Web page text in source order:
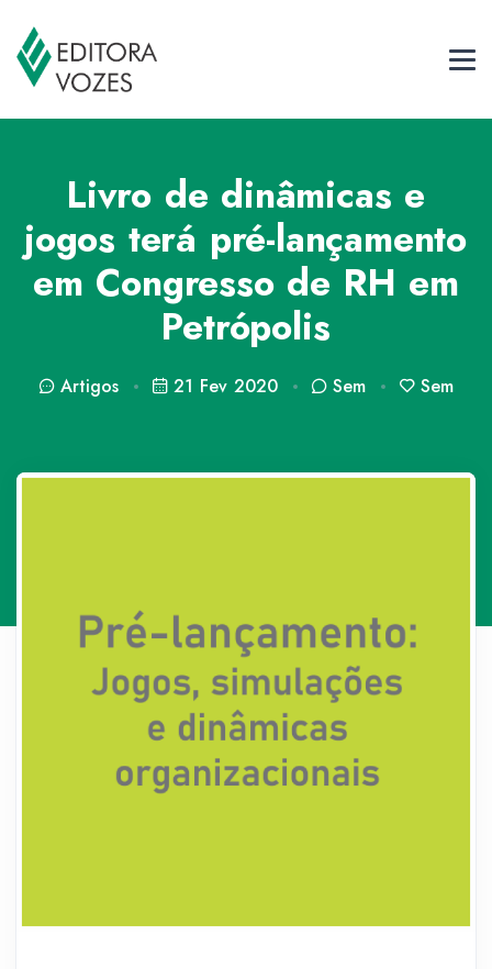
Livro de dinâmicas e
jogos terá pré-lançamento
em Congresso de RH em
Petrópolis
Artigos 21 Fev 2020 Sem Sem